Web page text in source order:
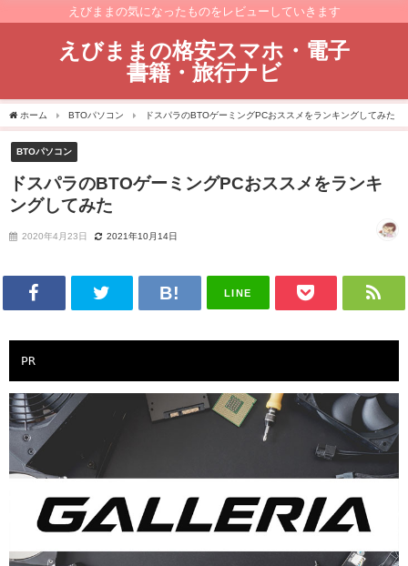
えびままの気になったものをレビューしていきます
えびままの格安スマホ・電子
書籍・旅行ナビ
ホーム BTOパソコン ドスパラのBTOゲーミングPCおススメをランキングしてみた
BTOパソコン
ドスパラのBTOゲーミングPCおススメをランキ
ングしてみた
2020年4月23日 2021年10月14日
LINE
PR